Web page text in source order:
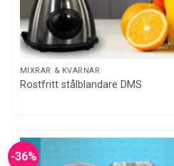
QUICK VIEW
MIXRAR & KVARNAR
Rostfritt stålblandare DMS
-36%